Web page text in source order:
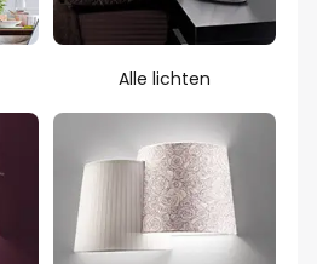
Alle lichten